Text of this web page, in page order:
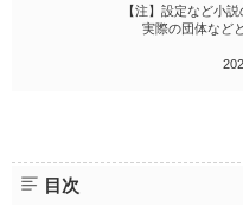
【注】設定など小
実際の団体など
目次